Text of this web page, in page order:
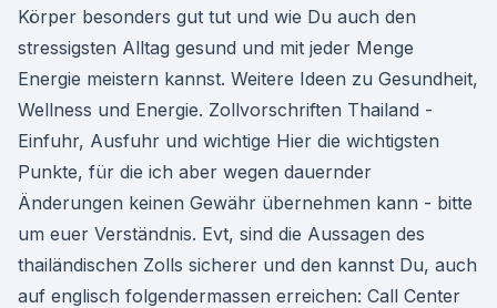
Körper besonders gut tut und wie Du auch den
stressigsten Alltag gesund und mit jeder Menge
Energie meistern kannst. Weitere Ideen zu Gesundheit,
Wellness und Energie. Zollvorschriften Thailand -
Einfuhr, Ausfuhr und wichtige Hier die wichtigsten
Punkte, für die ich aber wegen dauernder
Änderungen keinen Gewähr übernehmen kann - bitte
um euer Verständnis. Evt, sind die Aussagen des
thailändischen Zolls sicherer und den kannst Du, auch
auf englisch folgendermassen erreichen: Call Center